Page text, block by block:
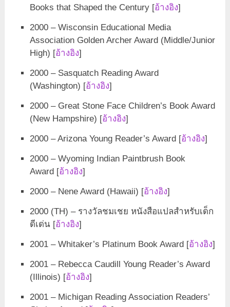
Books that Shaped the Century [อ้างอิง]
2000 – Wisconsin Educational Media
Association Golden Archer Award (Middle/Junior
High) [อ้างอิง]
2000 – Sasquatch Reading Award
(Washington) [อ้างอิง]
2000 – Great Stone Face Children’s Book Award
(New Hampshire) [อ้างอิง]
2000 – Arizona Young Reader’s Award [อ้างอิง]
2000 – Wyoming Indian Paintbrush Book
Award [อ้างอิง]
2000 – Nene Award (Hawaii) [อ้างอิง]
2000 (TH) – รางวัลชมเชย หนังสือแปลสำหรับเด็ก
ดีเด่น [อ้างอิง]
2001 – Whitaker’s Platinum Book Award [อ้างอิง]
2001 – Rebecca Caudill Young Reader’s Award
(Illinois) [อ้างอิง]
2001 – Michigan Reading Association Readers’